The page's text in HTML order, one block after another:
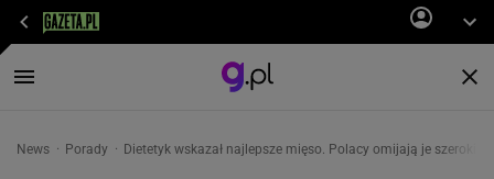
News Porady Dietetyk wskazał najlepsze mięso. Polacy omijają je szerokim